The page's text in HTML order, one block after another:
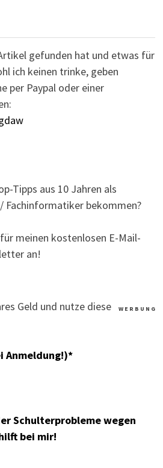
gefunden hat und etwas für
ich keinen trinke, geben
per Paypal oder einer
Tipps aus 10 Jahren als
bekommen?
meinen kostenlosen E-Mail-
an!
W E R B U N G
Geld und nutze diese
Anmeldung!)*
Schulterprobleme wegen
bei mir!